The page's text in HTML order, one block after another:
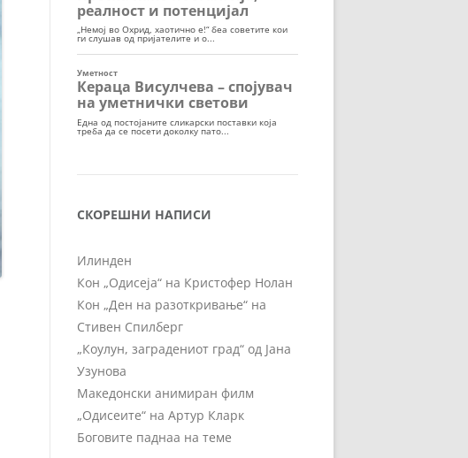
СКОРЕШНИ НАПИСИ
Илинден
Кон „Одисеја“ на Кристофер Нолан
Кон „Ден на разоткривање“ на
Стивен Спилберг
„Коулун, заградениот град“ од Јана
Узунова
Македонски анимиран филм
„Одисеите“ на Артур Кларк
Боговите паднаа на теме